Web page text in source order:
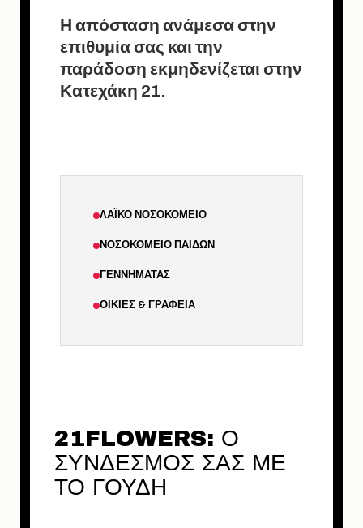
Η απόσταση ανάμεσα στην
επιθυμία σας και την
παράδοση εκμηδενίζεται στην
Κατεχάκη 21.
ΛΑΪΚΌ ΝΟΣΟΚΟΜΕΊΟ
ΝΟΣΟΚΟΜΕΊΟ ΠΑΊΔΩΝ
ΓΕΝΝΗΜΑΤΆΣ
ΟΙΚΊΕΣ & ΓΡΑΦΕΊΑ
21FLOWERS: Ο
ΣΥΝΔΕΣΜΟΣ ΣΑΣ ΜΕ
ΤΟ ΓΟΥΔΗ